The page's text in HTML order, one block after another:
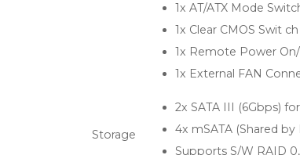
1x AT/ATX Mode
1x Clear CMOS Swit ch
1x Remote Power
1x External FAN
Storage
2x SATA III (6Gbps)
4x mSATA (Shared
Supports S/W RAID 0,